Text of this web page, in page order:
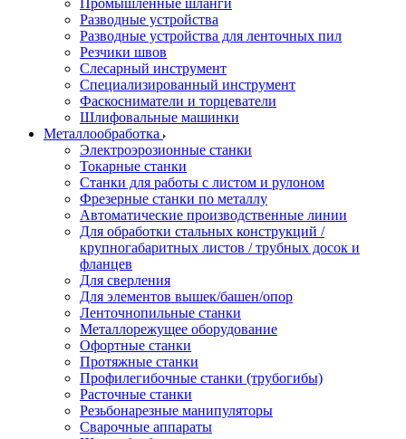
Промышленные шланги
Разводные устройства
Разводные устройства для ленточных пил
Резчики швов
Слесарный инструмент
Специализированный инструмент
Фаскосниматели и торцеватели
Шлифовальные машинки
Металлообработка
Электроэрозионные станки
Токарные станки
Станки для работы с листом и рулоном
Фрезерные станки по металлу
Автоматические производственные линии
Для обработки стальных конструкций /
крупногабаритных листов / трубных досок и
фланцев
Для сверления
Для элементов вышек/башен/опор
Ленточнопильные станки
Металлорежущее оборудование
Офортные станки
Протяжные станки
Профилегибочные станки (трубогибы)
Расточные станки
Резьбонарезные манипуляторы
Сварочные аппараты